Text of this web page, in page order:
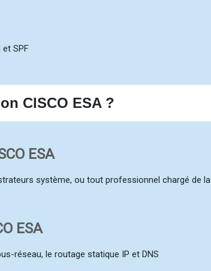
et SPF
CISCO ESA ?
ESA
système, ou tout professionnel chargé de la
ESA
réseau, le routage statique IP et DNS